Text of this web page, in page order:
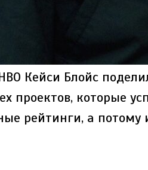
Кейси Блойс
проектов, которые
рейтинги, а